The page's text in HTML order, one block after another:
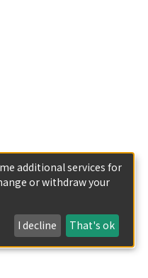
additional services for
or withdraw your
I decline That's ok